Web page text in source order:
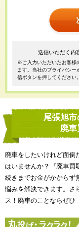
送信いただく内
※ご入力いただいたお客様
ます。当社のプライバシ
信ボタンを押してください。
尾張旭
廃
廃車をしたいけれど面倒
はいませんか？『廃車買
続きまでお金がかからず
悩みを解決できます。さ
ス！廃車のことならぜひ